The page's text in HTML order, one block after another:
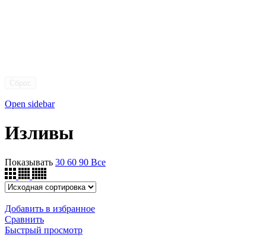
Open sidebar
Изливы
Показывать 30 60 90 Все
Добавить в избранное
Сравнить
Быстрый просмотр